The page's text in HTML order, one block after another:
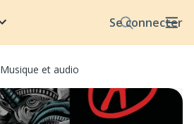
Se connecter
Musique et audio